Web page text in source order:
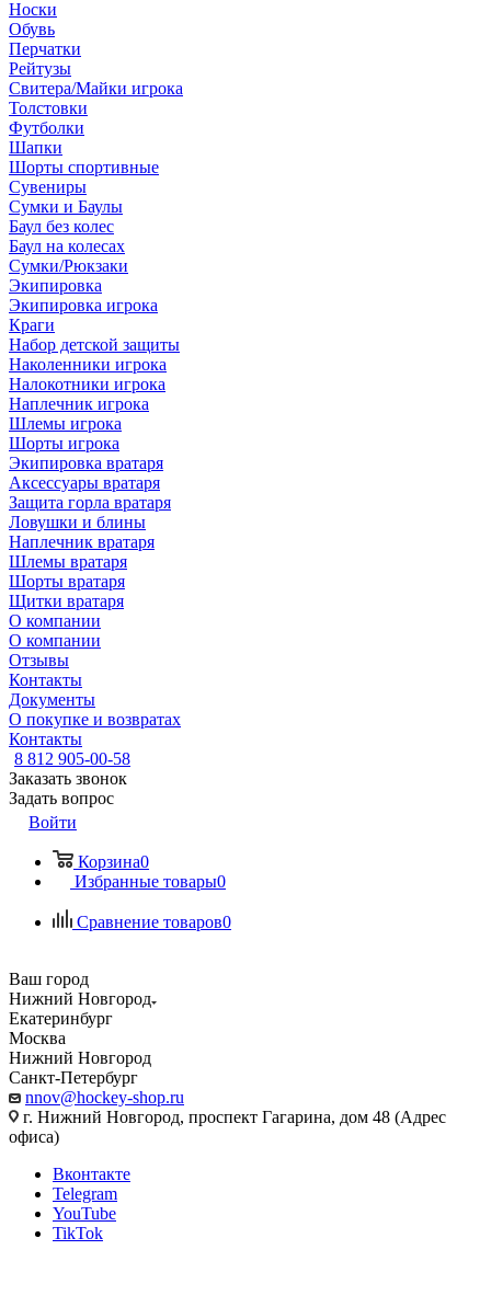
Носки
Обувь
Перчатки
Рейтузы
Свитера/Майки игрока
Толстовки
Футболки
Шапки
Шорты спортивные
Сувениры
Сумки и Баулы
Баул без колес
Баул на колесах
Сумки/Рюкзаки
Экипировка
Экипировка игрока
Краги
Набор детской защиты
Наколенники игрока
Налокотники игрока
Наплечник игрока
Шлемы игрока
Шорты игрока
Экипировка вратаря
Аксессуары вратаря
Защита горла вратаря
Ловушки и блины
Наплечник вратаря
Шлемы вратаря
Шорты вратаря
Щитки вратаря
О компании
О компании
Отзывы
Контакты
Документы
О покупке и возвратах
Контакты
8 812 905-00-58
Заказать звонок
Задать вопрос
Войти
Корзина0
Избранные товары0
Сравнение товаров0
Ваш город
Нижний Новгород
Екатеринбург
Москва
Нижний Новгород
Санкт-Петербург
nnov@hockey-shop.ru
г. Нижний Новгород, проспект Гагарина, дом 48 (Адрес
офиса)
Вконтакте
Telegram
YouTube
TikTok